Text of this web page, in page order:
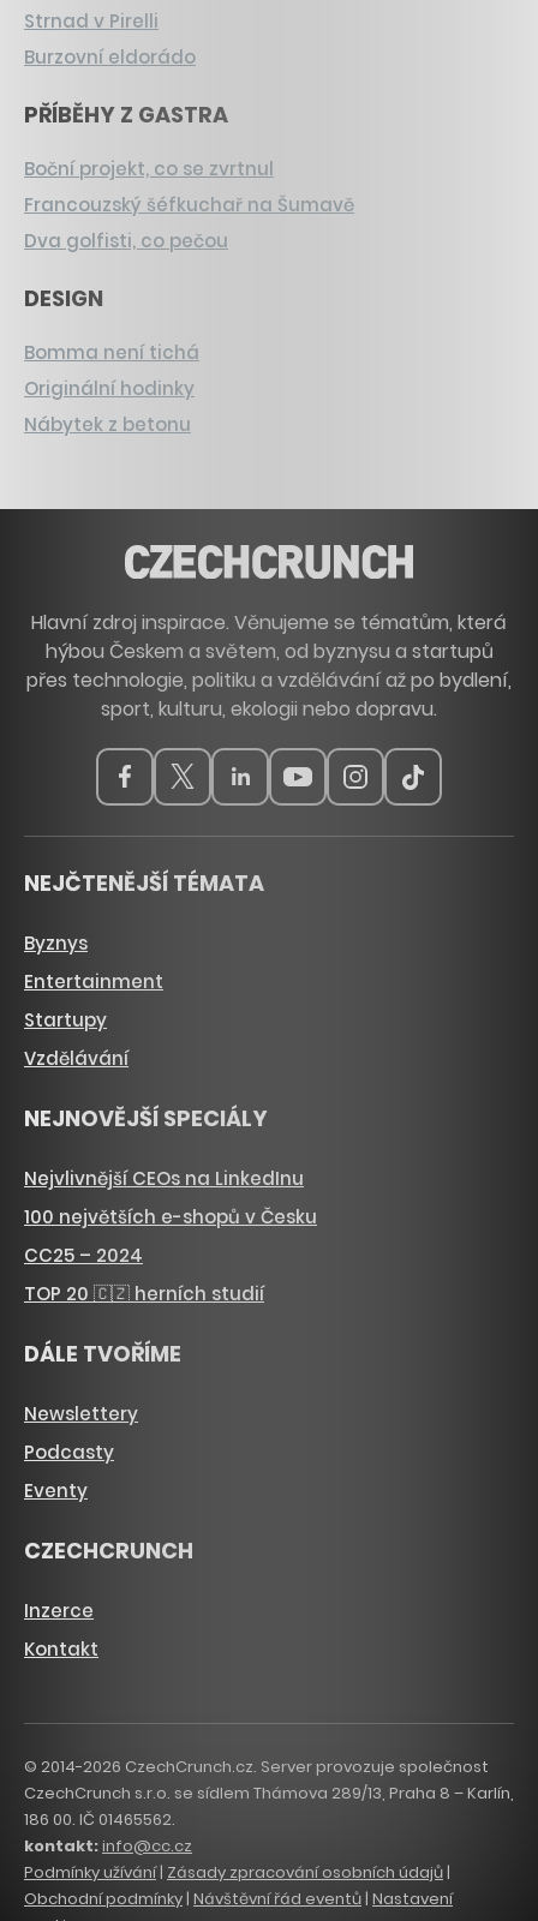
Strnad v Pirelli
Burzovní eldorádo
PŘÍBĚHY Z GASTRA
Boční projekt, co se zvrtnul
Francouzský šéfkuchař na Šumavě
Dva golfisti, co pečou
DESIGN
Bomma není tichá
Originální hodinky
Nábytek z betonu
Hlavní zdroj inspirace. Věnujeme se tématům, která
hýbou Českem a světem, od byznysu a startupů
přes technologie, politiku a vzdělávání až po bydlení,
sport, kulturu, ekologii nebo dopravu.
NEJČTENĚJŠÍ TÉMATA
Byznys
Entertainment
Startupy
Vzdělávání
NEJNOVĚJŠÍ SPECIÁLY
Nejvlivnější CEOs na LinkedInu
100 největších e-shopů v Česku
CC25 – 2024
TOP 20 🇨🇿 herních studií
DÁLE TVOŘÍME
Newslettery
Podcasty
Eventy
CZECHCRUNCH
Inzerce
Kontakt
© 2014-2026 CzechCrunch.cz. Server provozuje společnost
CzechCrunch s.r.o. se sídlem Thámova 289/13, Praha 8 – Karlín,
186 00. IČ 01465562.
kontakt:info@cc.cz
Podmínky užívání| Zásady zpracování osobních údajů|
Obchodní podmínky| Návštěvní řád eventů | Nastavení